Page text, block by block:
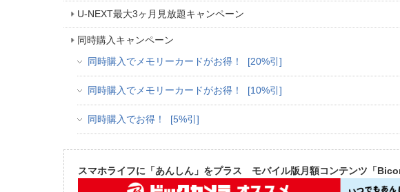
U-NEXT最大3ヶ月見放題キャンペーン
同時購入キャンペーン
同時購入でメモリーカードがお得！ [20%引]
同時購入でメモリーカードがお得！ [10%引]
同時購入でお得！ [5%引]
スマホライフに「あんしん」をプラス モバイル版月額コンテンツ「